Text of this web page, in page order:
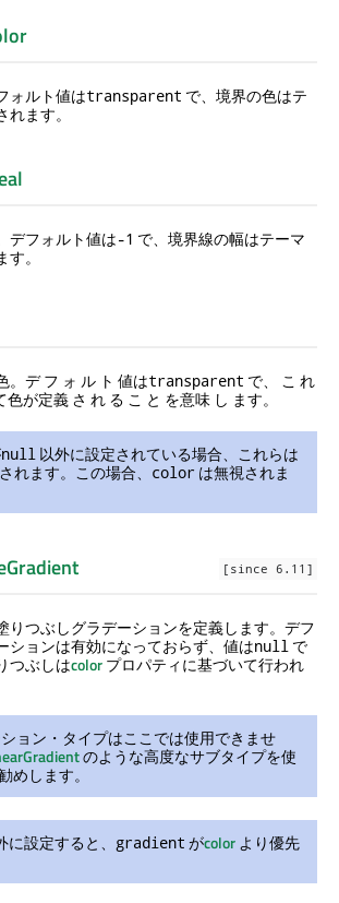
ォルト値はtransparent で、境界の色はテ
ます。
デフォルト値は-1 で、境界線の幅はテーマ
。
。デ フ ォ ル ト 値はtransparent で、 こ れ
が定義 さ れ る こ と を意味 し ます。
null 以外に設定されている場合、これらは
れます。この場合、 color は無視されま
[since 6.11]
りつぶしグラデーションを定義します。デフ
ションは有効になっておらず、値はnull で
つぶしはcolorプロパティに基づいて行われ
ョン・タイプはここでは使用できませ
のような高度なサブタイプを使
めします。
に設定すると、 gradient がcolorより優先